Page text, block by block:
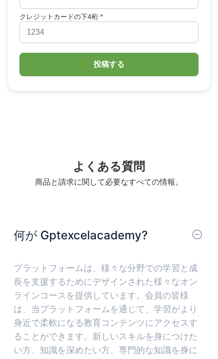
Latviešu
Latvia
クレジットカードの下4桁 *
よくある質問
商品と請求に関して必要なすべての情報。
何が Gptexcelacademy?
プラットフォームは、様々な分野での学習と成
長を支援するためにデザインされた様々なオン
ラインコースを提供しています。会員の皆様
は、当プラットフォームを通じて、学習がより
身近で柔軟になる教育コンテンツにアクセスす
ることができます。新しいスキルを身につけた
い方、知識を深めたい方、専門的な知識を身に